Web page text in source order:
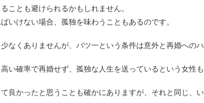
ことも避けられるかもしれません。
いけない場合、孤独を味わうこともあるのです。
なくありませんが、バツ一という条件は意外と再婚への
い確率で再婚せず、孤独な人生を送っているという女性も
良かったと思うことも確かにありますが、それと同じ、